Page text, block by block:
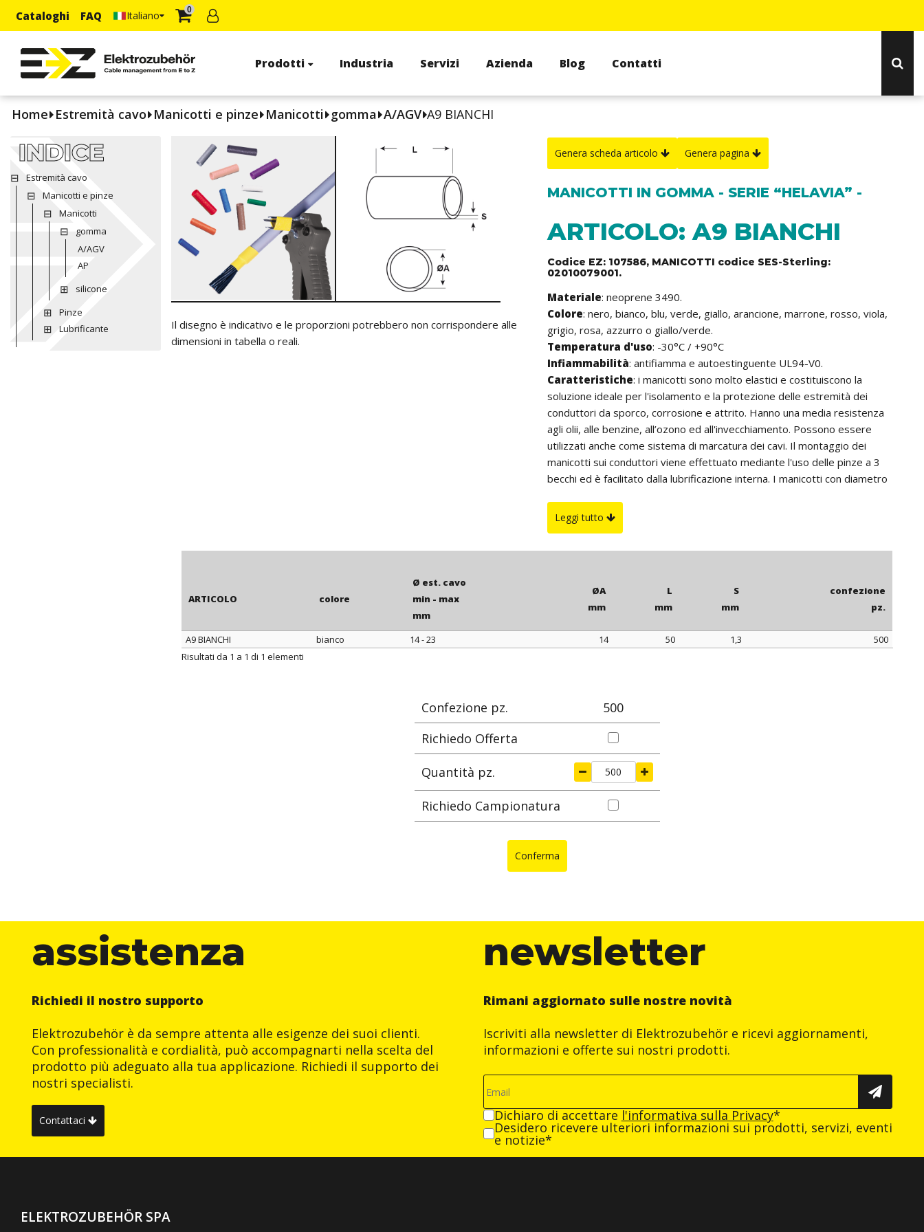
Cataloghi FAQ Italiano 0
Prodotti Industria Servizi Azienda Blog Contatti
Home Estremità cavo Manicotti e pinze Manicotti gomma A/AGV A9 BIANCHI
INDICE
Estremità cavo
Manicotti e pinze
Manicotti
gomma
A/AGV
AP
silicone
Pinze
Lubrificante
Il disegno è indicativo e le proporzioni potrebbero non corrispondere alle
dimensioni in tabella o reali.
Genera scheda articolo Genera pagina
MANICOTTI IN GOMMA - SERIE “HELAVIA” -
ARTICOLO: A9 BIANCHI
Codice EZ: 107586, MANICOTTI codice SES-Sterling:
02010079001.
Materiale: neoprene 3490.
Colore: nero, bianco, blu, verde, giallo, arancione, marrone, rosso, viola,
grigio, rosa, azzurro o giallo/verde.
Temperatura d'uso: -30°C / +90°C
Infiammabilità: antifiamma e autoestinguente UL94-V0.
Caratteristiche: i manicotti sono molto elastici e costituiscono la
soluzione ideale per l'isolamento e la protezione delle estremità dei
conduttori da sporco, corrosione e attrito. Hanno una media resistenza
agli olii, alle benzine, all’ozono ed all'invecchiamento. Possono essere
utilizzati anche come sistema di marcatura dei cavi. Il montaggio dei
manicotti sui conduttori viene effettuato mediante l'uso delle pinze a 3
becchi ed è facilitato dalla lubrificazione interna. I manicotti con diametro
facilitare il montaggio di questi sulle pinze è consigliabile l'utilizzo del
lubrificante LUB 2.
una buona resistenza chimica agli olii e con temperatura d’uso -25°C /
Leggi tutto
ARTICOLO colore
Ø est. cavo
min - max
mm
ØA
mm
L
mm
S
mm
confezione
pz.
ARTICOLO
A9 BIANCHI bianco 14 - 23 14 50 1,3
500
Risultati da 1 a 1 di 1 elementi
Confezione pz.
500
Richiedo Offerta
Quantità pz.
Richiedo Campionatura
Conferma
assistenza
Richiedi il nostro supporto
Elektrozubehör è da sempre attenta alle esigenze dei suoi clienti.
Con professionalità e cordialità, può accompagnarti nella scelta del
prodotto più adeguato alla tua applicazione. Richiedi il supporto dei
nostri specialisti.
Contattaci
newsletter
Rimani aggiornato sulle nostre novità
Iscriviti alla newsletter di Elektrozubehör e ricevi aggiornamenti,
informazioni e offerte sui nostri prodotti.
Dichiaro di accettare l'informativa sulla Privacy*
Desidero ricevere ulteriori informazioni sui prodotti, servizi, eventi
e notizie*
ELEKTROZUBEHÖR SPA